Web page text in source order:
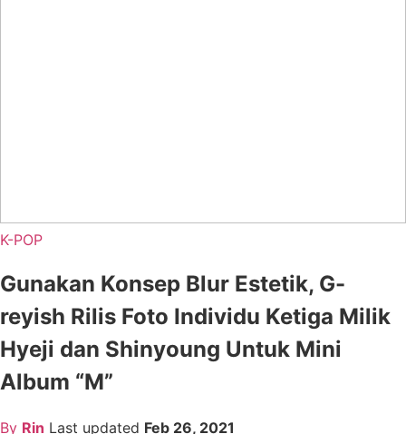
K-POP
Gunakan Konsep Blur Estetik, G-
reyish Rilis Foto Individu Ketiga Milik
Hyeji dan Shinyoung Untuk Mini
Album “M”
By Rin Last updated Feb 26, 2021